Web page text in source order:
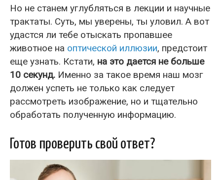
Но не станем углубляться в лекции и научные
трактаты. Суть, мы уверены, ты уловил. А вот
удастся ли тебе отыскать пропавшее
животное на оптической иллюзии, предстоит
еще узнать. Кстати, на это дается не больше
10 секунд. Именно за такое время наш мозг
должен успеть не только как следует
рассмотреть изображение, но и тщательно
обработать полученную информацию.
Готов проверить свой ответ?